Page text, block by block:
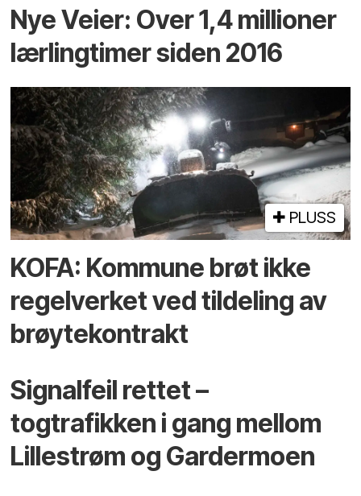
Nye Veier: Over 1,4 millioner
lærlingtimer siden 2016
PLUSS
KOFA: Kommune brøt ikke
regelverket ved tildeling av
brøytekontrakt
Signalfeil rettet –
togtrafikken i gang mellom
Lillestrøm og Gardermoen